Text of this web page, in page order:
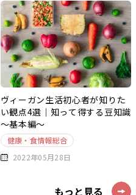
ヴィーガン生活初心者が知りた
い観点4選｜知って得する豆知識
～基本編～
健康・食情報総合
2022年05月28日
もっと見る